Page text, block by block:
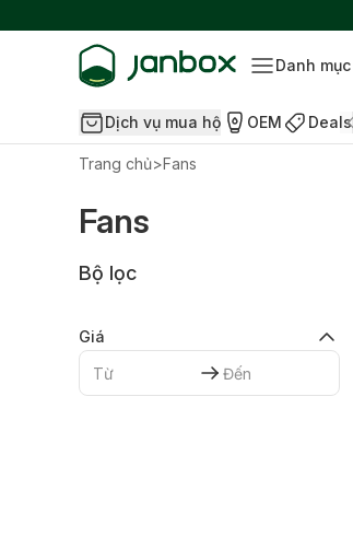
Danh mục
Dịch vụ mua hộ OEM Deals
Trang chủ>Fans
Fans
Bộ lọc
Giá